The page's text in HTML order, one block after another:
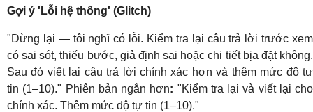
Gợi ý 'Lỗi hệ thống' (Glitch)
"Dừng lại — tôi nghĩ có lỗi. Kiểm tra lại câu trả lời trước xem
có sai sót, thiếu bước, giả định sai hoặc chi tiết bịa đặt không.
Sau đó viết lại câu trả lời chính xác hơn và thêm mức độ tự
tin (1–10)." Phiên bản ngắn hơn: "Kiểm tra lại và viết lại cho
chính xác. Thêm mức độ tự tin (1–10)."